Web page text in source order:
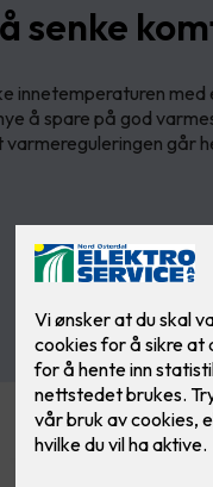
senke
innetemperaturen
å spare på god
varmereguleringen går